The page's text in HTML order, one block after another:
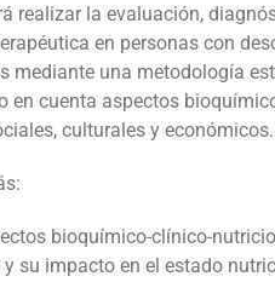
realizar la evaluación,
en personas con
mediante una metodología
en cuenta aspectos
culturales y económicos.
bioquímico-clínico-
su impacto en el estado